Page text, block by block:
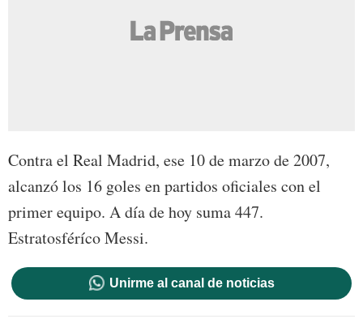
Contra el Real Madrid, ese 10 de marzo de 2007,
alcanzó los 16 goles en partidos oficiales con el
primer equipo. A día de hoy suma 447.
Estratosféríco Messi.
Unirme al canal de noticias